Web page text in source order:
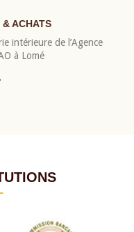
ACHATS
intérieure de l’Agence
à Lomé